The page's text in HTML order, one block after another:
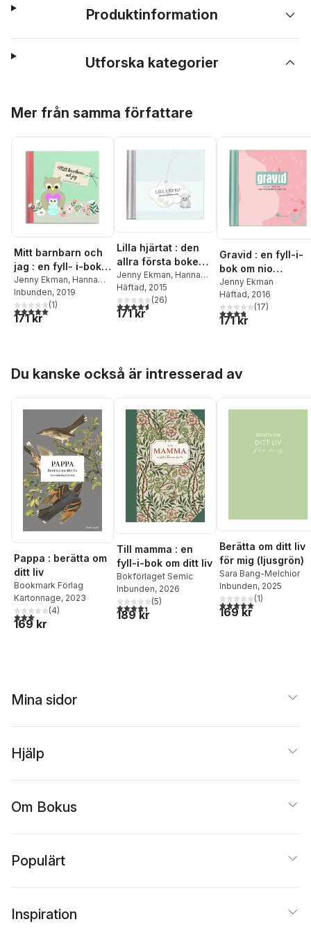
Produktinformation
Utforska kategorier
Mer från samma författare
Mitt barnbarn och
jag : en fyll- i-bok
om våra liv
Jenny Ekman, Hanna
Bühlmann
Inbunden, 2019
5,0utav 5 stjärnor. Totalt antal röster:
(1)
171 kr
Lilla hjärtat : den
allra första boken
om dig
Jenny Ekman, Hanna
Bühlmann
Häftad, 2015
4,6utav 5 stjärnor. Totalt antal röster:
(26)
171 kr
Gravid : en fyll-i-
bok om nio
månaders väntan
Jenny Ekman
Häftad, 2016
3,8utav 5 stjärnor.
(17)
171 kr
Du kanske också är intresserad av
Pappa : berätta om
ditt liv
Bookmark Förlag
Kartonnage, 2023
3,0utav 5 stjärnor. Totalt antal röster:
(4)
169 kr
Till mamma : en
fyll-i-bok om ditt liv
Bokförlaget Semic
Inbunden, 2026
4,4utav 5 stjärnor. Totalt antal röster:
(5)
189 kr
Berätta om ditt liv
för mig (ljusgrön)
Sara Bang-Melchior
Inbunden, 2025
5,0utav 5 stjärnor.
(1)
169 kr
Mina sidor
Hjälp
Om Bokus
Populärt
Inspiration